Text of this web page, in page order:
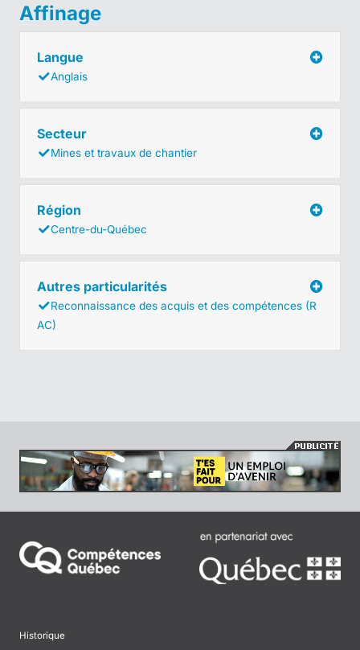
Affinage
Langue
Anglais
Secteur
Mines et travaux de chantier
Région
Centre-du-Québec
Autres particularités
Reconnaissance des acquis et des compétences (R
AC)
Historique